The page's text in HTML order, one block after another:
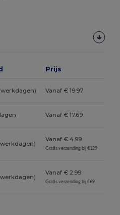
Prijs
Vanaf € 19.97
Vanaf € 17.69
Vanaf € 4.99
Gratis verzending bij €129
Vanaf € 2.99
Gratis verzending bij €69